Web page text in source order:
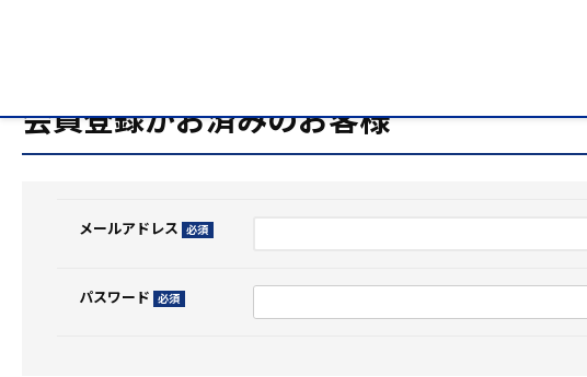
会員登録がお済みのお客様
メールアドレス
パスワード